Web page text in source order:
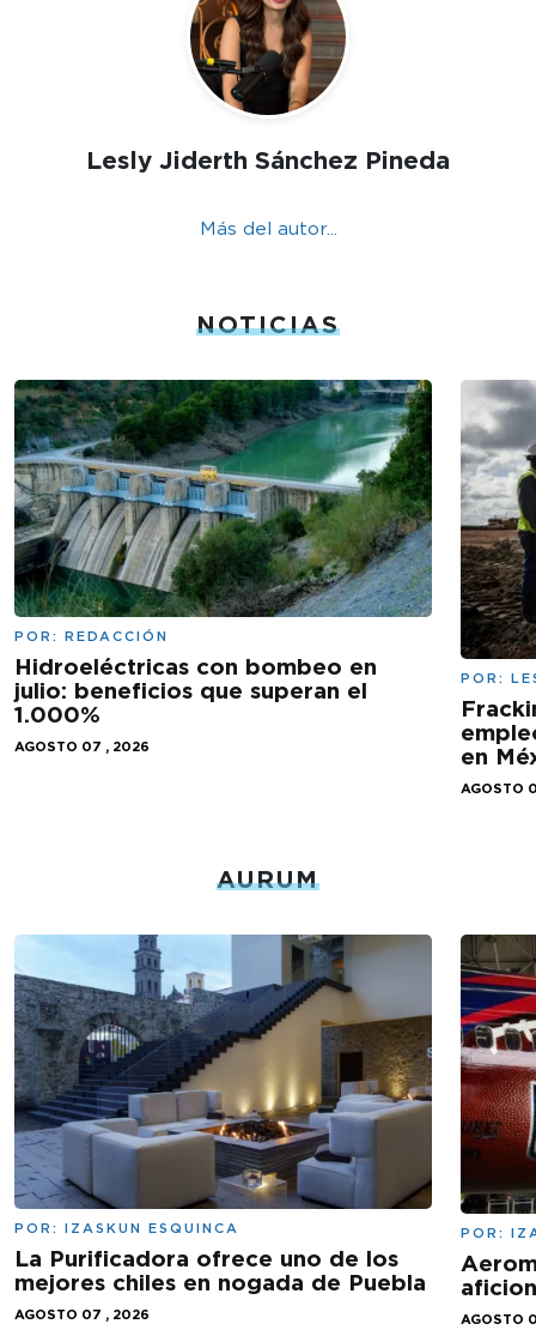
Lesly Jiderth Sánchez Pineda
Más del autor...
NOTICIAS
POR: REDACCIÓN
Hidroeléctricas con bombeo en
julio: beneficios que superan el
1.000%
AGOSTO 07 , 2026
POR:
en
AGOSTO
AURUM
POR: IZASKUN ESQUINCA
La Purificadora ofrece uno de los
mejores chiles en nogada de Puebla
AGOSTO 07 , 2026
POR:
AGOSTO